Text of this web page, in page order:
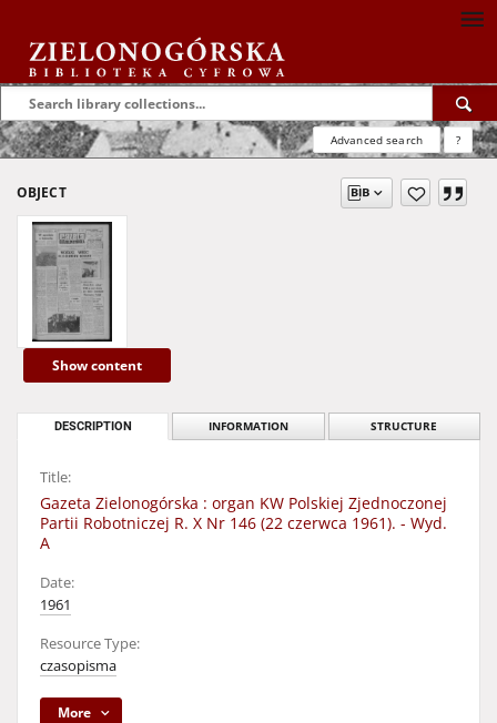
Advanced search ?
OBJECT
Show content
DESCRIPTION INFORMATION STRUCTURE
Title:
Gazeta Zielonogórska : organ KW Polskiej Zjednoczonej
Partii Robotniczej R. X Nr 146 (22 czerwca 1961). - Wyd.
A
Date:
1961
Resource Type:
czasopisma
More